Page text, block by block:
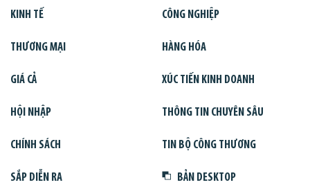
KINH TẾ CÔNG NGHIỆP
THƯƠNG MẠI HÀNG HÓA
GIÁ CẢ XÚC TIẾN KINH DOANH
HỘI NHẬP THÔNG TIN CHUYÊN SÂU
CHÍNH SÁCH TIN BỘ CÔNG THƯƠNG
SẮP DIỄN RA BẢN DESKTOP